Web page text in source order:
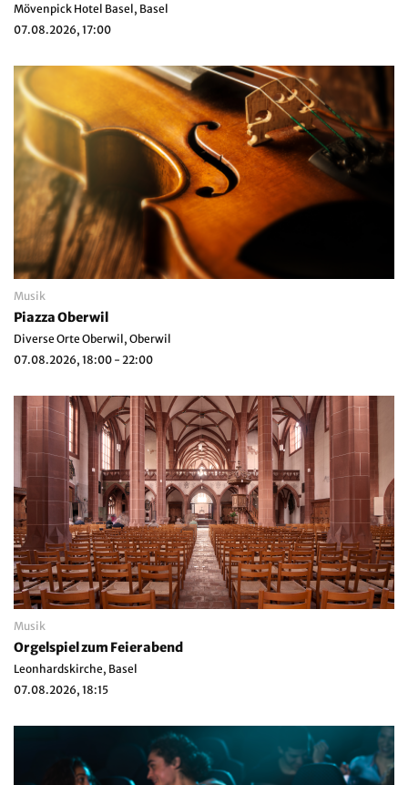
Mövenpick Hotel Basel, Basel
07.08.2026, 17:00
Musik
Piazza Oberwil
Diverse Orte Oberwil, Oberwil
07.08.2026, 18:00 - 22:00
Musik
Orgelspiel zum Feierabend
Leonhardskirche, Basel
07.08.2026, 18:15